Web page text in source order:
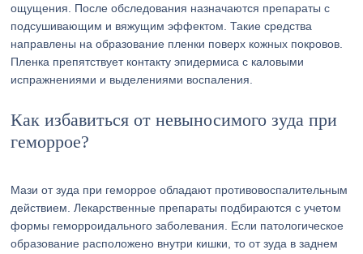
ощущения. После обследования назначаются препараты с
подсушивающим и вяжущим эффектом. Такие средства
направлены на образование пленки поверх кожных покровов.
Пленка препятствует контакту эпидермиса с каловыми
испражнениями и выделениями воспаления.
Как избавиться от невыносимого зуда при
геморрое?
Мази от зуда при геморрое обладают противовоспалительным
действием. Лекарственные препараты подбираются с учетом
формы геморроидального заболевания. Если патологическое
образование расположено внутри кишки, то от зуда в заднем